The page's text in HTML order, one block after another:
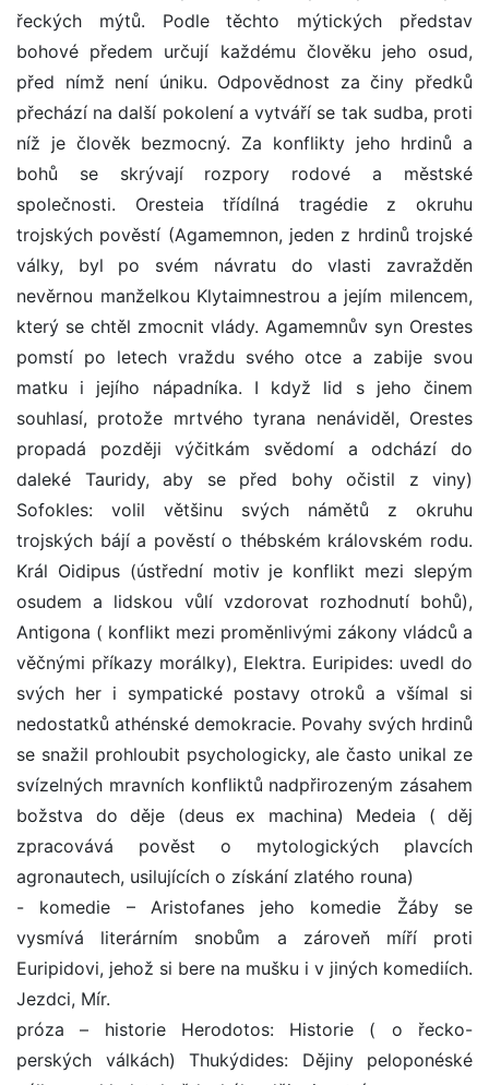
řeckých mýtů. Podle těchto mýtických představ
bohové předem určují každému člověku jeho osud,
před nímž není úniku. Odpovědnost za činy předků
přechází na další pokolení a vytváří se tak sudba, proti
níž je člověk bezmocný. Za konflikty jeho hrdinů a
bohů se skrývají rozpory rodové a městské
společnosti. Oresteia třídílná tragédie z okruhu
trojských pověstí (Agamemnon, jeden z hrdinů trojské
války, byl po svém návratu do vlasti zavražděn
nevěrnou manželkou Klytaimnestrou a jejím milencem,
který se chtěl zmocnit vlády. Agamemnův syn Orestes
pomstí po letech vraždu svého otce a zabije svou
matku i jejího nápadníka. I když lid s jeho činem
souhlasí, protože mrtvého tyrana nenáviděl, Orestes
propadá později výčitkám svědomí a odchází do
daleké Tauridy, aby se před bohy očistil z viny)
Sofokles: volil většinu svých námětů z okruhu
trojských bájí a pověstí o thébském královském rodu.
Král Oidipus (ústřední motiv je konflikt mezi slepým
osudem a lidskou vůlí vzdorovat rozhodnutí bohů),
Antigona ( konflikt mezi proměnlivými zákony vládců a
věčnými příkazy morálky), Elektra. Euripides: uvedl do
svých her i sympatické postavy otroků a všímal si
nedostatků athénské demokracie. Povahy svých hrdinů
se snažil prohloubit psychologicky, ale často unikal ze
svízelných mravních konfliktů nadpřirozeným zásahem
božstva do děje (deus ex machina) Medeia ( děj
zpracovává pověst o mytologických plavcích
agronautech, usilujících o získání zlatého rouna)
- komedie – Aristofanes jeho komedie Žáby se
vysmívá literárním snobům a zároveň míří proti
Euripidovi, jehož si bere na mušku i v jiných komediích.
Jezdci, Mír.
próza – historie Herodotos: Historie ( o řecko-
perských válkách) Thukýdides: Dějiny peloponéské